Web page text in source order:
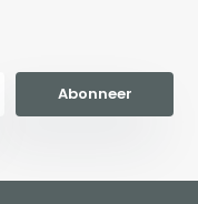
Abonneer